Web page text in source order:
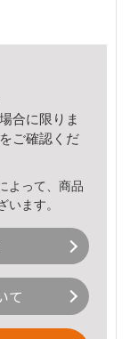
合に限りま
をご確認くだ
よって、商品
います。
て